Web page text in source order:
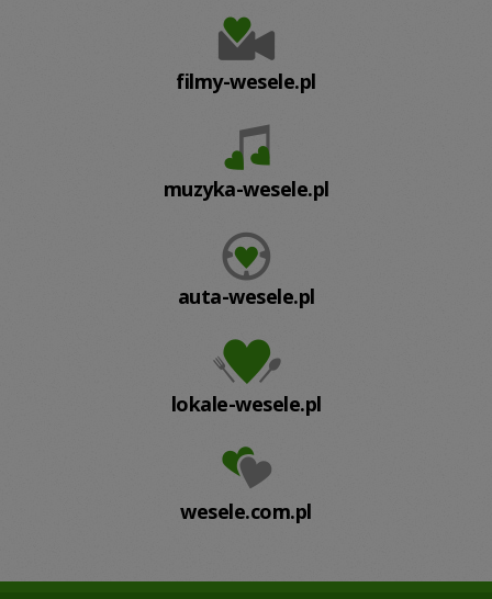
filmy-wesele.pl
muzyka-wesele.pl
auta-wesele.pl
lokale-wesele.pl
wesele.com.pl